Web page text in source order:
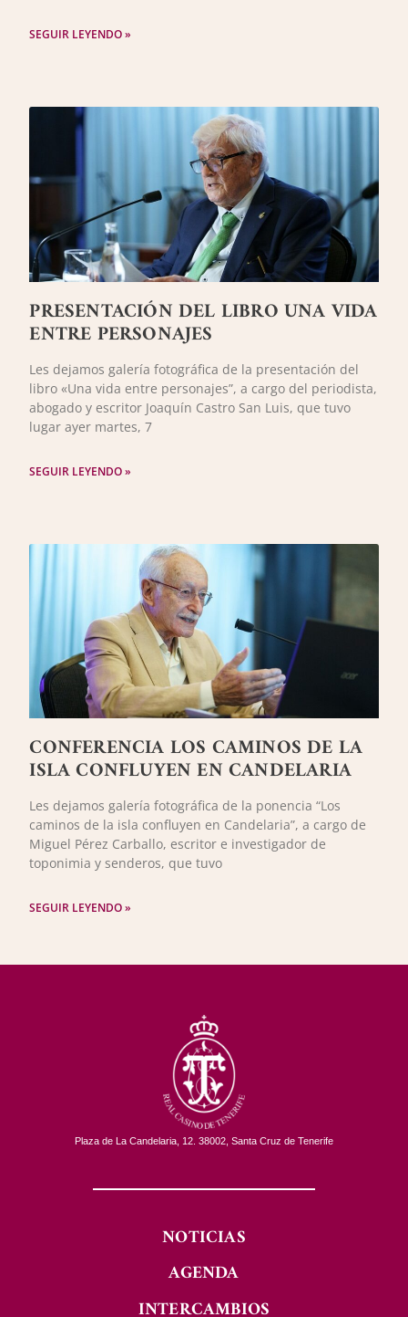
SEGUIR LEYENDO »
PRESENTACIÓN DEL LIBRO UNA VIDA
ENTRE PERSONAJES
Les dejamos galería fotográfica de la presentación del
libro «Una vida entre personajes”, a cargo del periodista,
abogado y escritor Joaquín Castro San Luis, que tuvo
lugar ayer martes, 7
SEGUIR LEYENDO »
CONFERENCIA LOS CAMINOS DE LA
ISLA CONFLUYEN EN CANDELARIA
Les dejamos galería fotográfica de la ponencia “Los
caminos de la isla confluyen en Candelaria”, a cargo de
Miguel Pérez Carballo, escritor e investigador de
toponimia y senderos, que tuvo
SEGUIR LEYENDO »
Plaza de La Candelaria, 12. 38002, Santa Cruz de Tenerife
NOTICIAS
AGENDA
INTERCAMBIOS